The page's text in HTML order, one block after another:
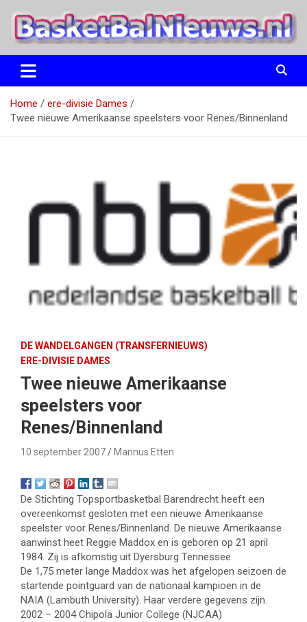
naar
BasketBalNieuws.nl
Etten
Home
ere-divisie Dames
Twee nieuwe Amerikaanse speelsters voor Renes/Binnenland
DE WANDELGANGEN (TRANSFERNIEUWS)
ERE-DIVISIE DAMES
Twee nieuwe Amerikaanse
speelsters voor
Renes/Binnenland
10 september 2007 Mannus Etten
De Stichting Topsportbasketbal Barendrecht heeft een
overeenkomst gesloten met een nieuwe Amerikaanse
speelster voor Renes/Binnenland. De nieuwe Amerikaanse
aanwinst heet Reggie Maddox en is geboren op 21 april
1984. Zij is afkomstig uit Dyersburg Tennessee.
De 1,75 meter lange Maddox was het afgelopen seizoen de
startende pointguard van de nationaal kampioen in de
NAIA (Lambuth University). Haar verdere gegevens zijn.
2002 – 2004 Chipola Junior College (NJCAA)